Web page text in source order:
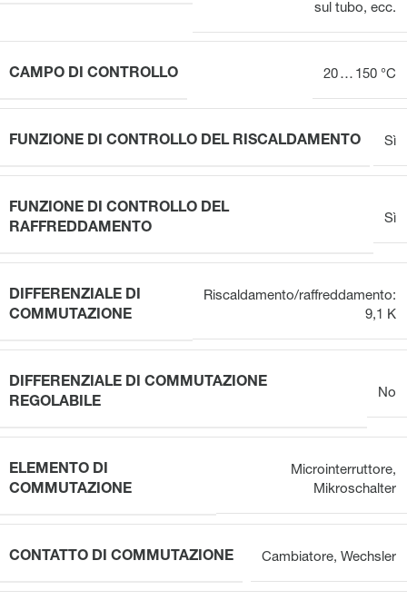
sul tubo, ecc.
CAMPO DI CONTROLLO 20 … 150 °C
FUNZIONE DI CONTROLLO DEL RISCALDAMENTO Sì
FUNZIONE DI CONTROLLO DEL
RAFFREDDAMENTO
Sì
DIFFERENZIALE DI
COMMUTAZIONE
Riscaldamento/raffreddamento:
9,1 K
DIFFERENZIALE DI COMMUTAZIONE
REGOLABILE
No
ELEMENTO DI
COMMUTAZIONE
Microinterruttore,
Mikroschalter
CONTATTO DI COMMUTAZIONE Cambiatore, Wechsler